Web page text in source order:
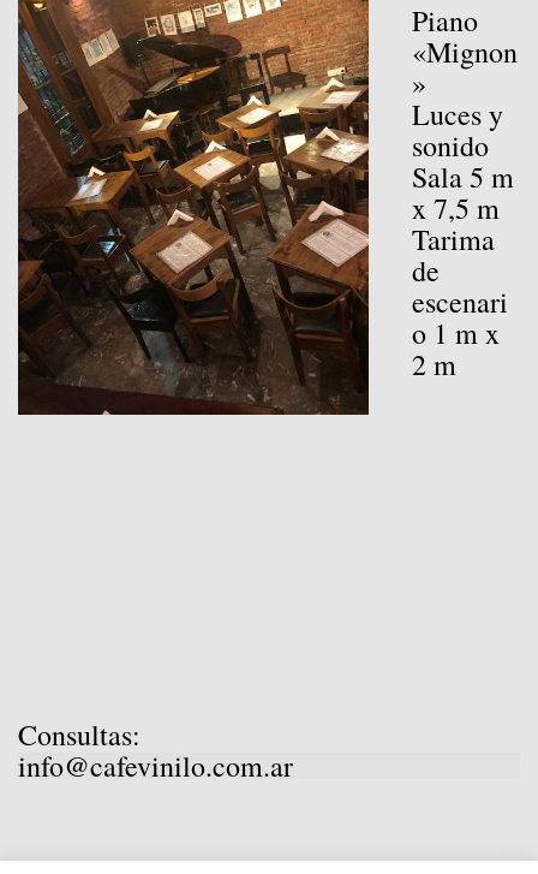
Piano
«Mignon
»
Luces y
sonido
Sala 5 m
x 7,5 m
Tarima
de
escenari
o 1 m x
2 m
Consultas:
info@cafevinilo.com.ar